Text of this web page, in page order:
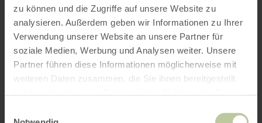
zu können und die Zugriffe auf unsere Website zu
analysieren. Außerdem geben wir Informationen zu Ihrer
Verwendung unserer Website an unsere Partner für
soziale Medien, Werbung und Analysen weiter. Unsere
Partner führen diese Informationen möglicherweise mit
weiteren Daten zusammen, die Sie ihnen bereitgestellt